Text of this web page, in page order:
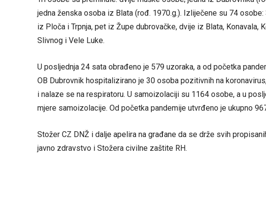
jedna ženska osoba iz Blata (rođ. 1970.g.). Izliječene su 74
iz Ploča i Trpnja, pet iz Župe dubrovačke, dvije iz Blata, Konavala,
Slivnog i Vele Luke.
U posljednja 24 sata obrađeno je 579 uzoraka, a od početka
OB Dubrovnik hospitalizirano je 30 osoba pozitivnih na
i nalaze se na respiratoru. U samoizolaciji su 1164 osobe, a u
mjere samoizolacije. Od početka pandemije utvrđeno je ukupno
Stožer CZ DNŽ i dalje apelira na građane da se drže svih
javno zdravstvo i Stožera civilne zaštite RH.